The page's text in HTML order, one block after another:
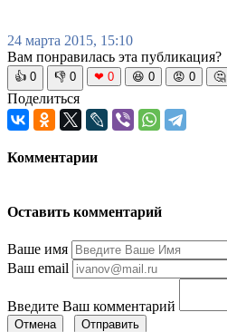
24 марта 2015, 15:10
Вам понравилась эта публикация?
👍 0 👎 0 ❤ 0 😆 0 😡 0 🤔
Поделиться
Комментарии
Оставить комментарий
Ваше имя
Ваш email
Введите Ваш комментарий
Отмена Отправить